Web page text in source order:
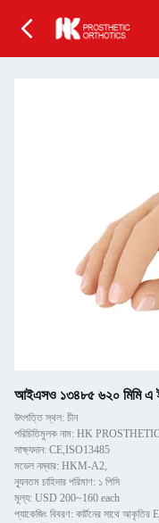
আইএসও ১৩৪৮৫ ৬২০ মিমি এ
উৎপত্তি স্থল: চীন
পরিচিতিমুলক নাম: HK
সাক্ষ্যদান: CE,ISO13485
মডেল নম্বার: HKM-A2,
ন্যূনতম চাহিদার পরিমাণ: ১ পিসি
মূল্য: USD 200~160 each
প্যাকেজিং বিবরণ: কার্টনের সাথে আকৃতির